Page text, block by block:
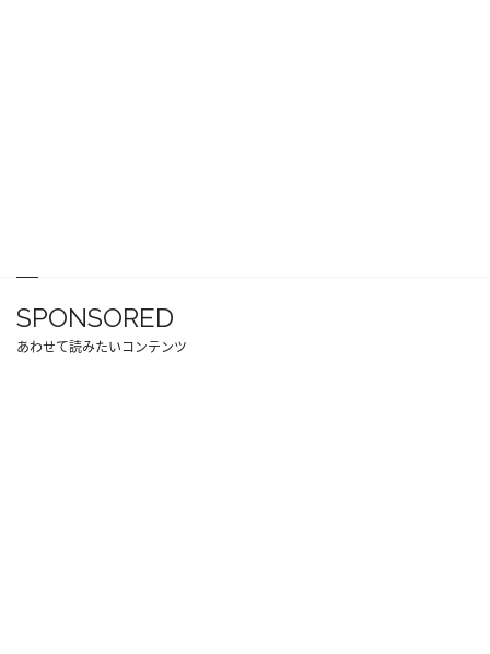
SPONSORED
あわせて読みたいコンテンツ